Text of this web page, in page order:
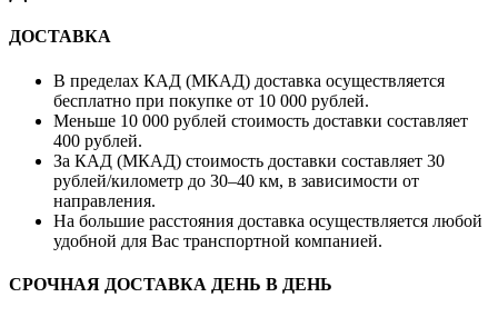
ДОСТАВКА
В пределах КАД (МКАД) доставка осуществляется
бесплатно при покупке от 10 000 рублей.
Меньше 10 000 рублей стоимость доставки составляет
400 рублей.
За КАД (МКАД) стоимость доставки составляет 30
рублей/километр до 30–40 км, в зависимости от
направления.
На большие расстояния доставка осуществляется любой
удобной для Вас транспортной компанией.
СРОЧНАЯ ДОСТАВКА ДЕНЬ В ДЕНЬ